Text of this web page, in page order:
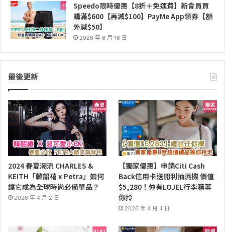
Speedo限時優惠【8折＋免運費】新會員買
購滿$600【再減$100】PayMe App領券【額
外減$50】
2026 年 6 月 16 日
最後更新
2024 春夏潮流 CHARLES &
KEITH「韓韶禧 x Petra」如何
讓它成為全球時尚必備單品？
2026 年 4 月 2 日
【獨家優惠】申請Citi Cash
Back信用卡送開利抽濕機 價值
$5,280！仲有LOJEL行李箱等
你拎
2026 年 4 月 4 日